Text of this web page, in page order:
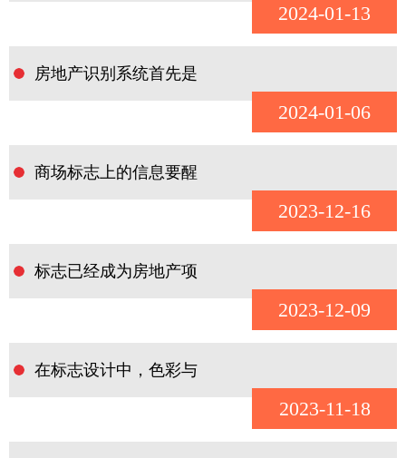
2024-01-13
房地产识别系统首先是
2024-01-06
商场标志上的信息要醒
2023-12-16
标志已经成为房地产项
2023-12-09
在标志设计中，色彩与
2023-11-18